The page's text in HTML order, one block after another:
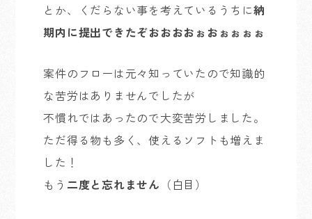
とか、くだらない事を考えているうちに納
期内に提出できたぞおおおおぉおぉぉぉぉ
案件のフローは元々知っていたので知識的
な苦労はありませんでしたが
不慣れではあったので大変苦労しました。
ただ得る物も多く、使えるソフトも増えま
した！
もう 二度と忘れません （白目）